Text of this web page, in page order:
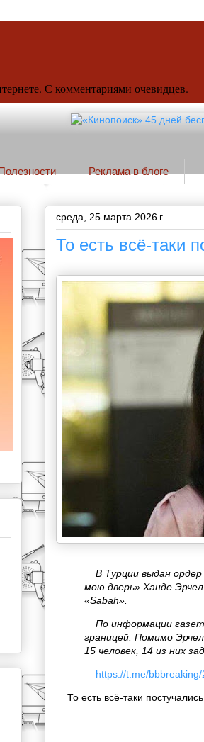
С комментариями очевидцев.
Реклама в блоге
среда, 25 марта 2026 г.
То есть всё-таки
В Турции выдан
мою дверь» Ханде
«Sabah».
По информации
границей. Помимо
15 человек, 14 из них
https://t.me/bbbreaking/
То есть всё-таки